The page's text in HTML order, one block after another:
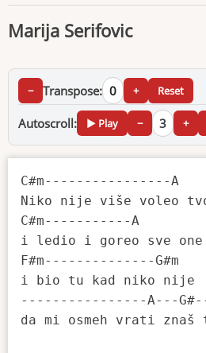
Marija Serifovic
− Transpose: 0 + Reset
Autoscroll: ▶ Play − 3 +
C#m----------------A
Niko nije više voleo
C#m-----------A
i ledio i goreo sve one
F#m--------------G#m
i bio tu kad niko nije
----------------A---G#---
da mi osmeh vrati